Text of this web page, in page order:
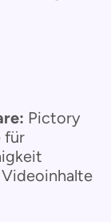
Pictory
für